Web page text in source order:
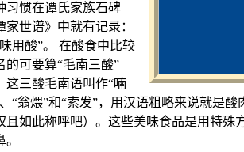
习惯在谭氏家族石碑
家世谱》中就有记录：
用酸”。 在酸食中比较
的可要算“毛南三酸”
这三酸毛南语叫作“喃
“翁煨”和“索发”，用汉语粗略来说就是
且如此称呼吧）。这些美味食品是用特殊